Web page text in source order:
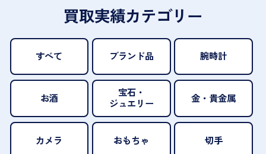
買取実績カテゴリー
すべて ブランド品 腕時計
お酒
宝石・
ジュエリー
金・貴金属
カメラ おもちゃ 切手